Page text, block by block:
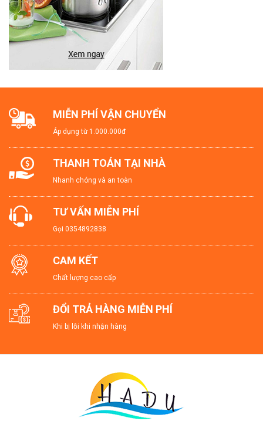
MIỄN PHÍ VẬN CHUYỂN
Áp dụng từ 1.000.000đ
THANH TOÁN TẠI NHÀ
Nhanh chóng và an toàn
TƯ VẤN MIỄN PHÍ
Gọi 0354892838
CAM KẾT
Chất lượng cao cấp
ĐỔI TRẢ HÀNG MIỄN PHÍ
Khi bị lỗi khi nhận hàng